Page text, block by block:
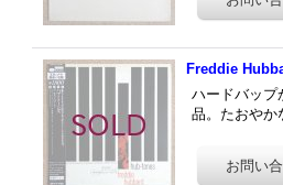
Freddie
ハードバップ
品。たおやか